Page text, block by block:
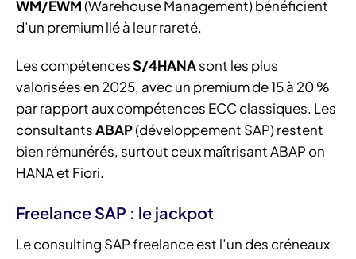
WM/EWM(Warehouse Management) bénéficient
d’un premium lié à leur rareté.
Les compétencesS/4HANAsont les plus
valorisées en 2025, avec un premium de 15 à 20 %
par rapport aux compétences ECC classiques. Les
consultantsABAP(développement SAP) restent
bien rémunérés, surtout ceux maîtrisant ABAP on
HANA et Fiori.
Freelance SAP : le jackpot
Le consulting SAP freelance est l’un des créneaux